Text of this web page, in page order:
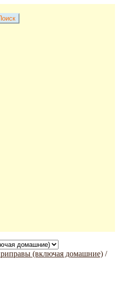
(включая домашние) /